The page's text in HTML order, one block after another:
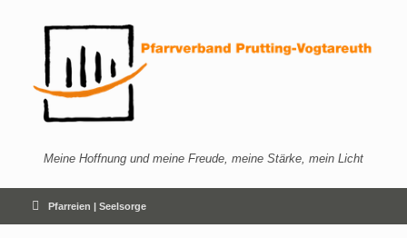
Meine Hoffnung und meine Freude, meine Stärke, mein Licht
Pfarreien | Seelsorge